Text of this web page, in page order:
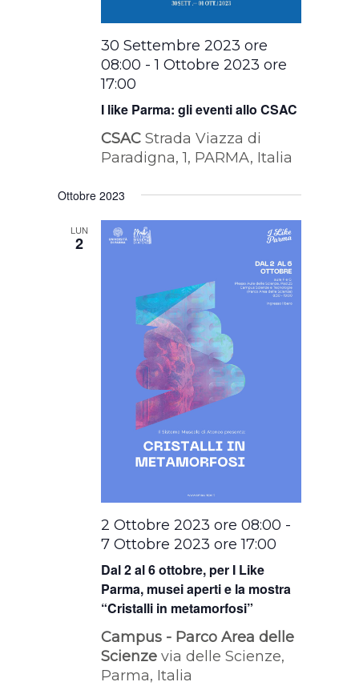
I like Parma: gli eventi allo CSAC
30 Settembre 2023 ore
08:00 -1 Ottobre 2023 ore
17:00
CSACStrada Viazza di
Paradigna, 1, PARMA, Italia
Ottobre 2023
LUN
2
Dal 2 al 6 ottobre, per I Like
Parma, musei aperti e la mostra
“Cristalli in metamorfosi”
2 Ottobre 2023 ore 08:00 -
7 Ottobre 2023 ore 17:00
Campus - Parco Area delle
Scienzevia delle Scienze,
Parma, Italia